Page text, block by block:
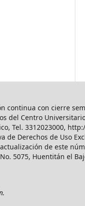
con cierre
del Centro
Tel. 3312023000,
Derechos de Uso
de este
5075, Huentitán el